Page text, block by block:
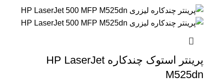
پرینتر استوک چندکاره HP LaserJet
M525dn